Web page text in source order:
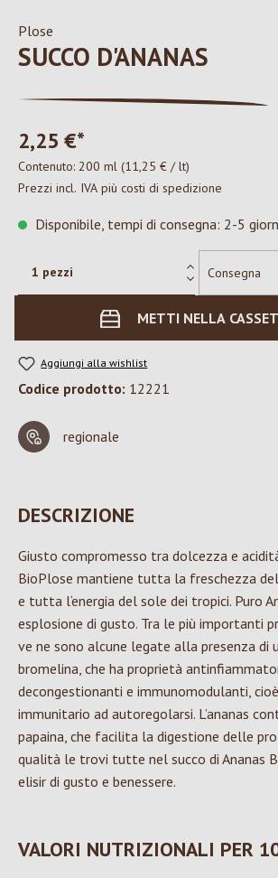
Plose
SUCCO D'ANANAS
2,25 €*
Contenuto: 200 ml (11,25 € / lt)
Prezzi incl. IVA più costi di spedizione
Disponibile, tempi di consegna: 2-5
METTI NELLA
Aggiungi alla wishlist
Codice prodotto: 12221
regionale
DESCRIZIONE
Giusto compromesso tra dolcezza e
BioPlose mantiene tutta la freschezza
e tutta l‘energia del sole dei tropici. Puro
esplosione di gusto. Tra le più importanti
ve ne sono alcune legate alla presenza di
bromelina, che ha proprietà
decongestionanti e immunomodulanti,
immunitario ad autoregolarsi. L’ananas
papaina, che facilita la digestione delle
qualità le trovi tutte nel succo di Ananas
elisir di gusto e benessere.
VALORI NUTRIZIONALI PER